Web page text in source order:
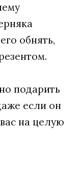
обнять,
подарить
если он
на целую